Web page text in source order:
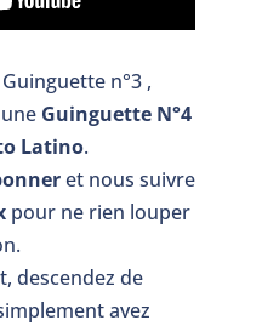
n°3 ,
Guinguette N°4
Latino.
et nous suivre
pour ne rien louper
descendez de
avez